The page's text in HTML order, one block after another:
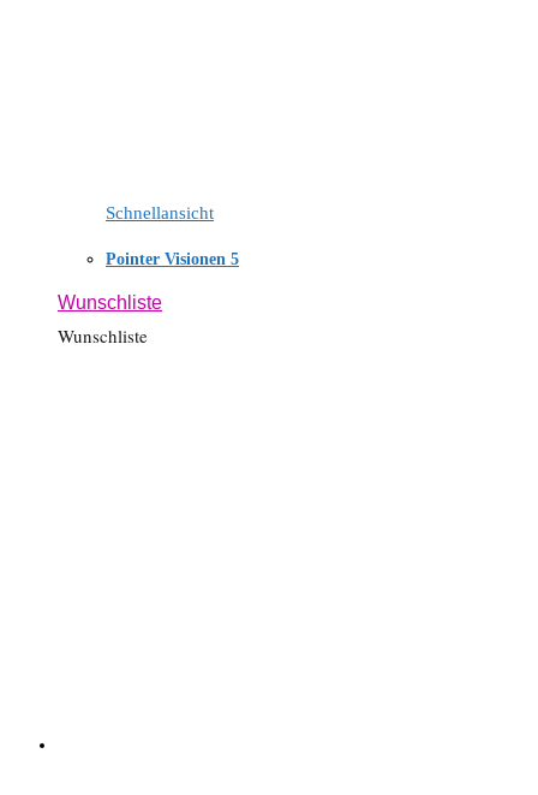
Schnellansicht
Pointer Visionen 5
Wunschliste
Wunschliste